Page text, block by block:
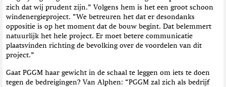
zich dat wij prudent zijn.” Volgens hem is het een groot schoon
windenergieproject. “We betreuren het dat er desondanks
oppositie is op het moment dat de bouw begint. Dat belemmert
natuurlijk het hele project. Er moet betere communicatie
plaatsvinden richting de bevolking over de voordelen van dit
project.”
Gaat PGGM haar gewicht in de schaal te leggen om iets te doen
tegen de bedreigingen? Van Alphen: “PGGM zal zich als bedrijf